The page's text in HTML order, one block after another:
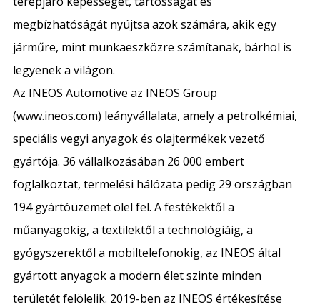
megbízhatóságát nyújtsa azok számára, akik egy
járműre, mint munkaeszközre számítanak, bárhol is
legyenek a világon.
Az INEOS Automotive az INEOS Group
(www.ineos.com) leányvállalata, amely a petrolkémiai,
speciális vegyi anyagok és olajtermékek vezető
gyártója. 36 vállalkozásában 26 000 embert
foglalkoztat, termelési hálózata pedig 29 országban
194 gyártóüzemet ölel fel. A festékektől a
műanyagokig, a textilektől a technológiáig, a
gyógyszerektől a mobiltelefonokig, az INEOS által
gyártott anyagok a modern élet szinte minden
területét felölelik. 2019-ben az INEOS értékesítése